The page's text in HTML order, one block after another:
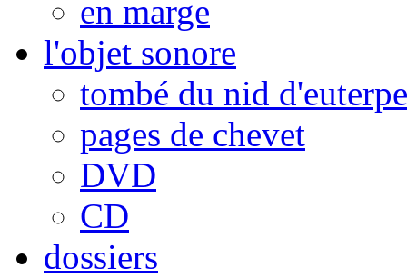
en marge
l'objet sonore
tombé du nid d'euterpe
pages de chevet
DVD
CD
dossiers